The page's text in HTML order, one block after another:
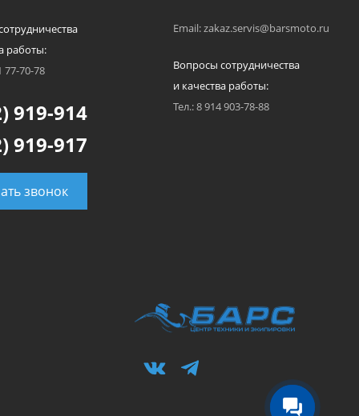
работы:
77-70-78
919-914
919-917
звонок
Email: zakaz.servis@barsmoto.ru
Вопросы сотрудничества
и качества работы:
Тел.: 8 914 903-78-88